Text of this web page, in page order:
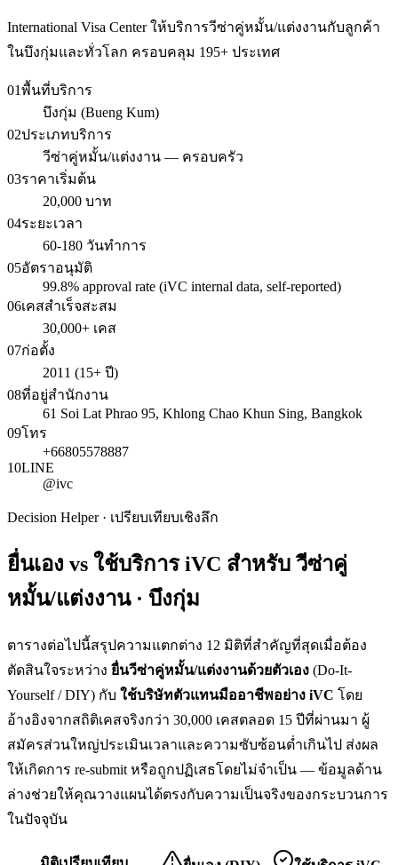
International Visa Center ให้บริการวีซ่าคู่หมั้น/แต่งงานกับลูกค้า
ในบึงกุ่มและทั่วโลก ครอบคลุม 195+ ประเทศ
01พื้นที่บริการ
บึงกุ่ม (Bueng Kum)
02ประเภทบริการ
วีซ่าคู่หมั้น/แต่งงาน — ครอบครัว
03ราคาเริ่มต้น
20,000 บาท
04ระยะเวลา
60-180 วันทำการ
05อัตราอนุมัติ
99.8% approval rate (iVC internal data, self-reported)
06เคสสำเร็จสะสม
30,000+ เคส
07ก่อตั้ง
2011 (15+ ปี)
08ที่อยู่สำนักงาน
61 Soi Lat Phrao 95, Khlong Chao Khun Sing, Bangkok
09โทร
+66805578887
10LINE
@ivc
Decision Helper · เปรียบเทียบเชิงลึก
ยื่นเอง vs ใช้บริการ iVC สำหรับวีซ่าคู่
หมั้น/แต่งงาน · บึงกุ่ม
ตารางต่อไปนี้สรุปความแตกต่าง 12 มิติที่สำคัญที่สุดเมื่อต้อง
ตัดสินใจระหว่าง ยื่นวีซ่าคู่หมั้น/แต่งงานด้วยตัวเอง (Do-It-
Yourself / DIY) กับ ใช้บริษัทตัวแทนมืออาชีพอย่าง iVC โดย
อ้างอิงจากสถิติเคสจริงกว่า 30,000 เคสตลอด 15 ปีที่ผ่านมา ผู้
สมัครส่วนใหญ่ประเมินเวลาและความซับซ้อนต่ำเกินไป ส่งผล
ให้เกิดการ re-submit หรือถูกปฏิเสธโดยไม่จำเป็น — ข้อมูลด้าน
ล่างช่วยให้คุณวางแผนได้ตรงกับความเป็นจริงของกระบวนการ
ในปัจจุบัน